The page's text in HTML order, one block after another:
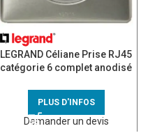
LEGRAND Céliane Prise RJ45
catégorie 6 complet anodisé
PLUS D'INFOS
Demander un devis